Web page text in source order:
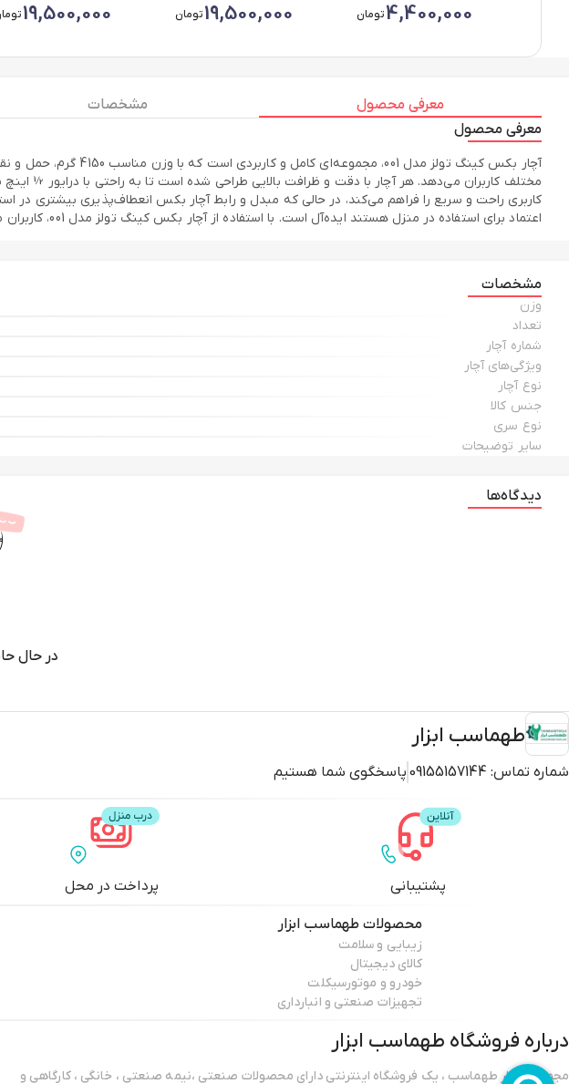
4,400,000تومان 19,500,000تومان 19,500,000
معرفی محصول مشخصات
معرفی محصول
مختلف کاربران می‌دهد. هر آچار با دقت و ظرافت بالایی طراحی شده است تا به راحتی با درایور ½
کاربری راحت و سریع را فراهم می‌کند، در حالی که مبدل و رابط آچار بکس انعطاف‌پذیری بیشتری در
اعتماد برای استفاده در منزل هستند ایده‌آل است. با استفاده از آچار بکس کینگ تولز مدل 001، کاربران می‌توانند از دوام و کیفیت بالای بهره‌مند شوند که در برابر شرایط کاری سخت و فشارهای مکانیکی مقاوم است.
مشخصات
وزن
تعداد
شماره آچار
ویژگی‌های آچار
نوع آچار
جنس کالا
نوع سری
سایر توضیحات
دیدگاه‌ها
در حال
طهماسب ابزار
شماره تماس: 09155157144 پاسخگوی شما هستیم
پشتیبانی پرداخت در محل
محصولات طهماسب ابزار
زیبایی و سلامت
کالای دیجیتال
خودرو و موتورسیکلت
تجهیزات صنعتی و انبارداری
درباره فروشگاه طهماسب ابزار
مجموعه ابزار طهماسب ، یک فروشگاه اینترنتی دارای محصولات صنعتی ،نیمه صنعتی ، خانگی ، کارگاهی و